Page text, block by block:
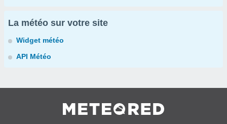
La météo sur votre site
Widget météo
API Météo